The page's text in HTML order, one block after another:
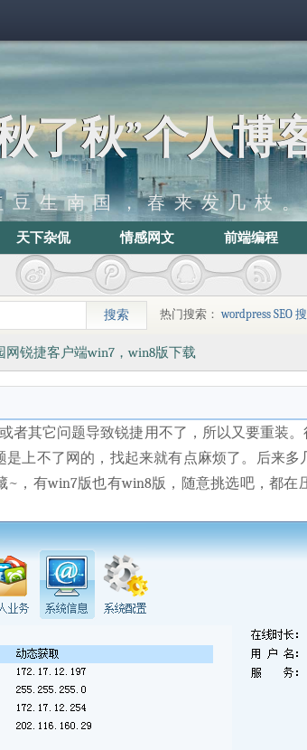
了秋”个人博
豆生南国，春来发几枝
天下杂侃 情感网文 前端编程
热门搜索：wordpress SEO
网锐捷客户端win7，win8版下载
者其它问题导致锐捷用不了，所以又要重装
上不了网的，找起来就有点麻烦了。后来
~，有win7版也有win8版，随意挑选吧，都